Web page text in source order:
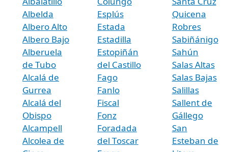
Albelda
Albero Alto
Albero Bajo
Alberuela
de Tubo
Alcalá de
Gurrea
Alcalá del
Obispo
Alcampell
Alcolea de
Esplús
Estada
Estadilla
Estopiñán
del Castillo
Fago
Fanlo
Fiscal
Fonz
Foradada
del Toscar
Quicena
Robres
Sabiñánigo
Sahún
Salas Altas
Salas Bajas
Salillas
Sallent de
Gállego
San
Esteban de